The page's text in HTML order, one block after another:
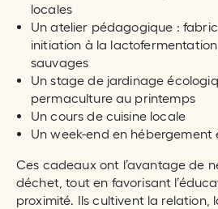
locales
Un atelier pédagogique :
initiation à la
sauvages
Un stage de jardinage
permaculture au printemps
Un cours de cuisine locale
Un week-end en hébergement
Ces cadeaux ont l’avantage de
déchet, tout en favorisant
proximité. Ils cultivent la relation,